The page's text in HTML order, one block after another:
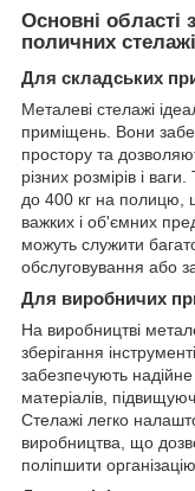
Основні області
поличних
Для складських
Металеві стелажі
приміщень. Вони
простору та
різних розмірів і
до 400 кг на полицю,
важких і об'ємних
можуть служити
обслуговування або
Для виробничих
На виробництві
зберігання
забезпечують
матеріалів,
Стелажі легко
виробництва, що
поліпшити